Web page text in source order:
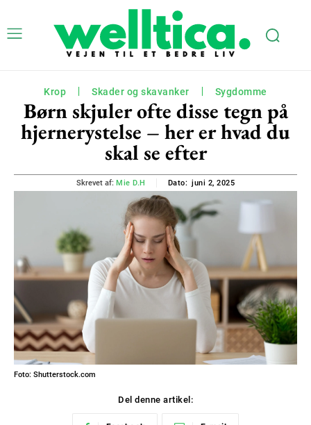
Krop Skader og skavanker Sygdomme
Børn skjuler ofte disse tegn på
hjernerystelse – her er hvad du
skal se efter
Skrevet af: Mie D.H Dato: juni 2, 2025
Foto: Shutterstock.com
Del denne artikel: